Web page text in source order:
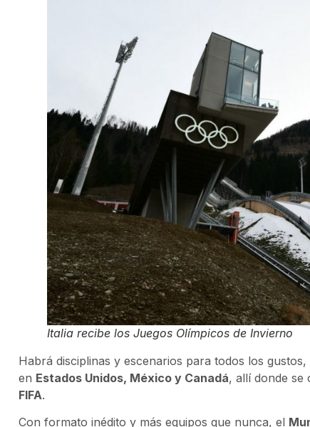
Italia recibe los Juegos Olímpicos de Invierno
Habrá disciplinas y escenarios para todos los
en Estados Unidos, México y Canadá, allí donde se
FIFA.
Con formato inédito y más equipos que nunca, el